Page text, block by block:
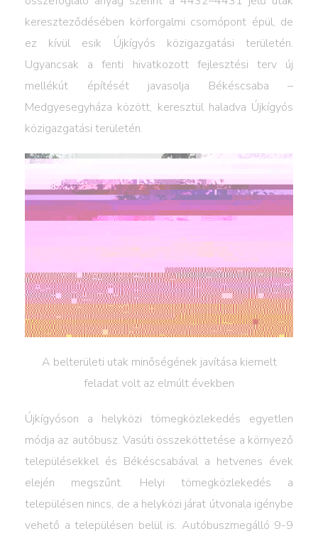
kereszteződésében körforgalmi csomópont épül, de
ez kívül esik Újkígyós közigazgatási területén.
Ugyancsak a fenti hivatkozott fejlesztési terv új
mellékút építését javasolja Békéscsaba –
Medgyesegyháza között, keresztül haladva Újkígyós
közigazgatási területén.
A belterületi utak minőségének javítása kiemelt
feladat volt az elmúlt években
Újkígyóson a helyközi tömegközlekedés egyetlen
módja az autóbusz. Vasúti összeköttetése a környező
településekkel és Békéscsabával a hetvenes évek
elején megszűnt. Helyi tömegközlekedés a
településen nincs, de a helyközi járat útvonala igénybe
vehető a településen belül is. Autóbuszmegálló 9-9